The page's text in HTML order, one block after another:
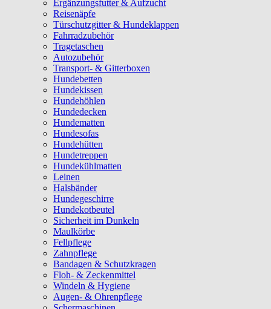
Ergänzungsfutter & Aufzucht
Reisenäpfe
Türschutzgitter & Hundeklappen
Fahrradzubehör
Tragetaschen
Autozubehör
Transport- & Gitterboxen
Hundebetten
Hundekissen
Hundehöhlen
Hundedecken
Hundematten
Hundesofas
Hundehütten
Hundetreppen
Hundekühlmatten
Leinen
Halsbänder
Hundegeschirre
Hundekotbeutel
Sicherheit im Dunkeln
Maulkörbe
Fellpflege
Zahnpflege
Bandagen & Schutzkragen
Floh- & Zeckenmittel
Windeln & Hygiene
Augen- & Ohrenpflege